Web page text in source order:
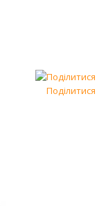
Поділитися